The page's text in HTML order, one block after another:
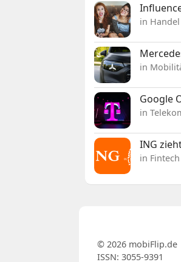
in Handel
in
Google
in
ING
in Fintech
© 2026 mobiFlip.de
ISSN: 3055-9391